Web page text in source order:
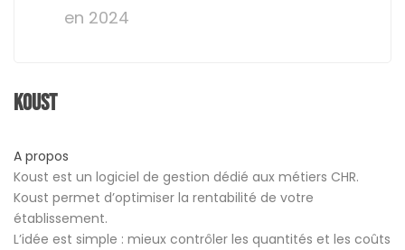
en 2024
Koust
A propos
Koust est un logiciel de gestion dédié aux métiers CHR.
Koust permet d’optimiser la rentabilité de votre
établissement.
L’idée est simple : mieux contrôler les quantités et les coûts